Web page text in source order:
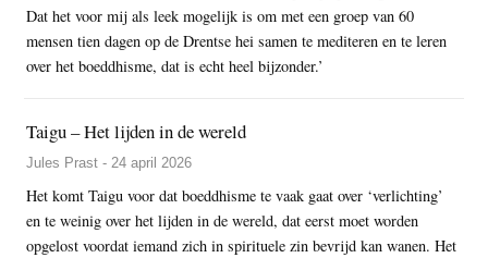
Dat het voor mij als leek mogelijk is om met een groep van 60
mensen tien dagen op de Drentse hei samen te mediteren en te leren
over het boeddhisme, dat is echt heel bijzonder.’
Taigu – Het lijden in de wereld
Jules Prast - 24 april 2026
Het komt Taigu voor dat boeddhisme te vaak gaat over ‘verlichting’
en te weinig over het lijden in de wereld, dat eerst moet worden
opgelost voordat iemand zich in spirituele zin bevrijd kan wanen. Het